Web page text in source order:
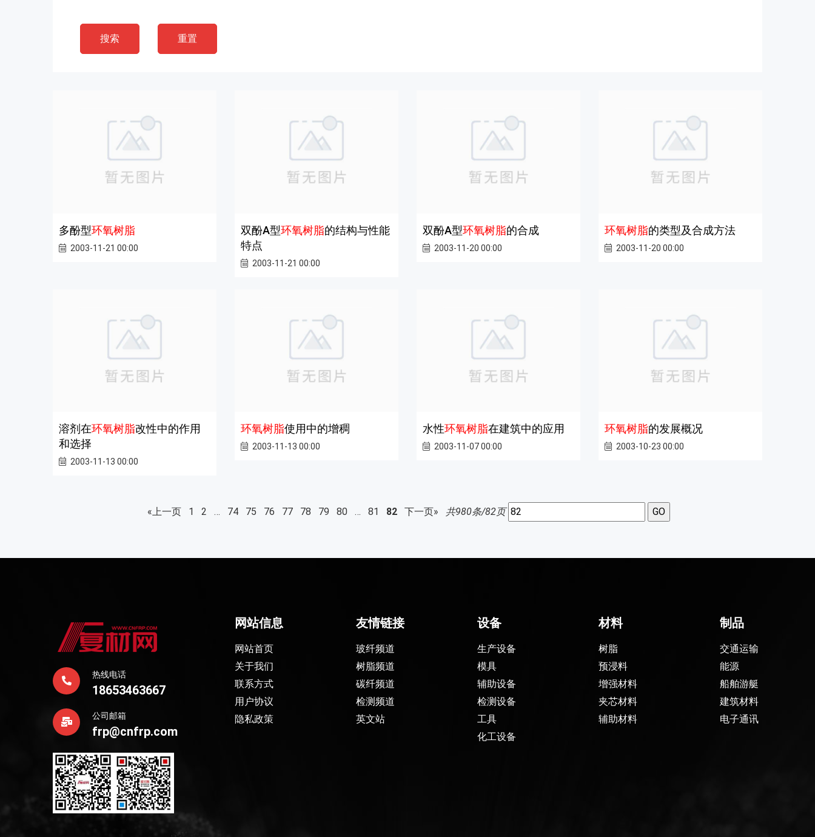
搜索 重置
多酚型环氧树脂
2003-11-21 00:00
双酚A型环氧树脂的结构与性能
特点
2003-11-21 00:00
双酚A型环氧树脂的合成
2003-11-20 00:00
环氧树脂的类型及合成方法
2003-11-20 00:00
溶剂在环氧树脂改性中的作用
和选择
2003-11-13 00:00
环氧树脂使用中的增稠
2003-11-13 00:00
水性环氧树脂在建筑中的应用
2003-11-07 00:00
环氧树脂的发展概况
2003-10-23 00:00
«上一页 1 2 … 74 75 76 77 78 79 80 … 81 82 下一页» 共980条/82页
热线电话
18653463667
公司邮箱
frp@cnfrp.com
网站信息
网站首页
关于我们
联系方式
用户协议
隐私政策
友情链接
玻纤频道
树脂频道
碳纤频道
检测频道
英文站
设备
生产设备
模具
辅助设备
检测设备
工具
化工设备
材料
树脂
预浸料
增强材料
夹芯材料
辅助材料
制品
交通运输
能源
船舶游艇
建筑材料
电子通讯